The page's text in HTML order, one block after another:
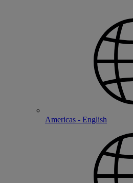
Americas - English